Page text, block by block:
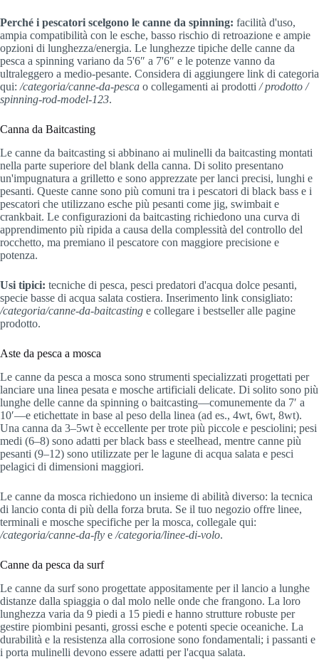
Perché i pescatori scelgono le canne da spinning: facilità d'uso,
ampia compatibilità con le esche, basso rischio di retroazione e ampie
opzioni di lunghezza/energia. Le lunghezze tipiche delle canne da
pesca a spinning variano da 5'6″ a 7'6″ e le potenze vanno da
ultraleggero a medio-pesante. Considera di aggiungere link di categoria
qui:/categoria/canne-da-pesca o collegamenti ai prodotti/ prodotto /
spinning-rod-model-123.
Canna da Baitcasting
Le canne da baitcasting si abbinano ai mulinelli da baitcasting montati
nella parte superiore del blank della canna. Di solito presentano
un'impugnatura a grilletto e sono apprezzate per lanci precisi, lunghi e
pesanti. Queste canne sono più comuni tra i pescatori di black bass e i
pescatori che utilizzano esche più pesanti come jig, swimbait e
crankbait. Le configurazioni da baitcasting richiedono una curva di
apprendimento più ripida a causa della complessità del controllo del
rocchetto, ma premiano il pescatore con maggiore precisione e
potenza.
Usi tipici: tecniche di pesca, pesci predatori d'acqua dolce pesanti,
specie basse di acqua salata costiera. Inserimento link consigliato:
/categoria/canne-da-baitcasting e collegare i bestseller alle pagine
prodotto.
Aste da pesca a mosca
Le canne da pesca a mosca sono strumenti specializzati progettati per
lanciare una linea pesata e mosche artificiali delicate. Di solito sono più
lunghe delle canne da spinning o baitcasting—comunemente da 7′ a
10′—e etichettate in base al peso della linea (ad es., 4wt, 6wt, 8wt).
Una canna da 3–5wt è eccellente per trote più piccole e pesciolini; pesi
medi (6–8) sono adatti per black bass e steelhead, mentre canne più
pesanti (9–12) sono utilizzate per le lagune di acqua salata e pesci
pelagici di dimensioni maggiori.
Le canne da mosca richiedono un insieme di abilità diverso: la tecnica
di lancio conta di più della forza bruta. Se il tuo negozio offre linee,
terminali e mosche specifiche per la mosca, collegale qui:
/categoria/canne-da-fly e /categoria/linee-di-volo.
Canne da pesca da surf
Le canne da surf sono progettate appositamente per il lancio a lunghe
distanze dalla spiaggia o dal molo nelle onde che frangono. La loro
lunghezza varia da 9 piedi a 15 piedi e hanno strutture robuste per
gestire piombini pesanti, grossi esche e potenti specie oceaniche. La
durabilità e la resistenza alla corrosione sono fondamentali; i passanti e
i porta mulinelli devono essere adatti per l'acqua salata.